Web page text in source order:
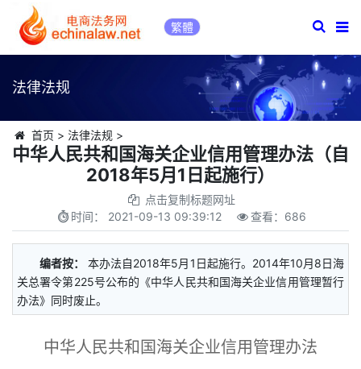
繁體
法律法规
首页 > 法律法规 >
中华人民共和国海关企业信用管理办法（自
2018年5月1日起施行）
点击复制标题网址
时间： 2021-09-13 09:39:12 查看： 686
编者按：
本办法自2018年5月1日起施行。2014年10月8日海
关总署令第225号公布的《中华人民共和国海关企业信用管理暂行
办法》同时废止。
中华人民共和国海关企业信用管理办法